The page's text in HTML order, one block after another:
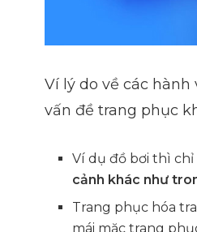
Ví lý do về các
vấn đề trang phục
Ví dụ đồ bơi thì chỉ
cảnh khác như
Trang phục hóa
mái mặc trang